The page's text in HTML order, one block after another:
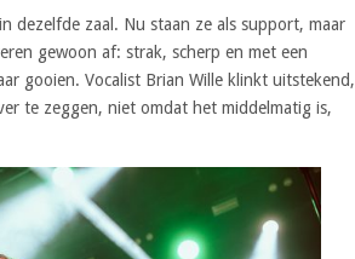
dezelfde zaal. Nu staan ze als support, maar
gewoon af: strak, scherp en met een
gooien. Vocalist Brian Wille klinkt uitstekend,
te zeggen, niet omdat het middelmatig is,